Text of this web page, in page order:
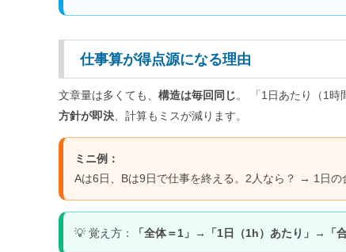
仕事算が得点源になる理由
文章量は多くても、 構造は毎回同じ。 「1日あたり（1時
方針が即決 、計算もミスが減ります。
ミニ例：
Aは6日、Bは9日で仕事を終える。2人なら？ → 1日
💡 覚え方： 「全体＝1」→「1日（1h）あたり」→「